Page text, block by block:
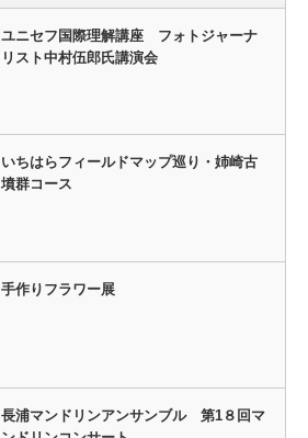
ユニセフ国際理解講座 フォトジャーナ
リスト中村伍郎氏講演会
いちはらフィールドマップ巡り・姉崎古
墳群コース
手作りフラワー展
長浦マンドリンアンサンブル 第1８回マ